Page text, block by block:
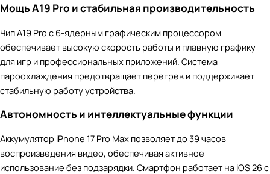
Мощь A19 Pro и стабильная производительность
Чип A19 Pro с 6-ядерным графическим процессором
обеспечивает высокую скорость работы и плавную графику
для игр и профессиональных приложений. Система
пароохлаждения предотвращает перегрев и поддерживает
стабильную работу устройства.
Автономность и интеллектуальные функции
Аккумулятор iPhone 17 Pro Max позволяет до 39 часов
воспроизведения видео, обеспечивая активное
использование без подзарядки. Смартфон работает на iOS 26 с